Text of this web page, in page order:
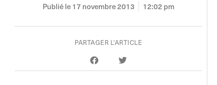
Publié le 17 novembre 2013 12:02 pm
PARTAGER L'ARTICLE